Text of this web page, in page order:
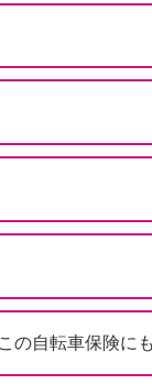
自転車保険に